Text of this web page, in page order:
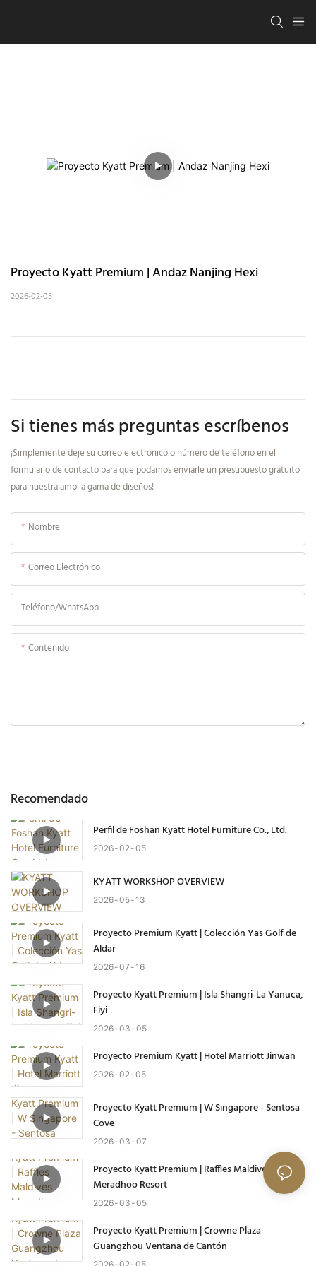
Proyecto Kyatt Premium | Andaz Nanjing Hexi
2026-02-05
Si tienes más preguntas escríbenos
¡Simplemente deje su correo electrónico o número de teléfono en el
formulario de contacto para que podamos enviarle un presupuesto gratuito
para nuestra amplia gama de diseños!
Nombre
Correo Electrónico
Teléfono/WhatsApp
Contenido
Recomendado
Perfil de Foshan Kyatt Hotel Furniture Co., Ltd.
2026 02 05
KYATT WORKSHOP OVERVIEW
2026 05 13
Proyecto Premium Kyatt | Colección Yas Golf de
Aldar
2026 07 16
Proyecto Kyatt Premium | Isla Shangri-La Yanuca,
Fiyi
2026 03 05
Proyecto Premium Kyatt | Hotel Marriott Jinwan
2026 02 05
Proyecto Kyatt Premium | W Singapore - Sentosa
Cove
2026 03 07
Proyecto Kyatt Premium | Raffles Maldives
Meradhoo Resort
2026 03 05
Proyecto Kyatt Premium | Crowne Plaza
Guangzhou Ventana de Cantón